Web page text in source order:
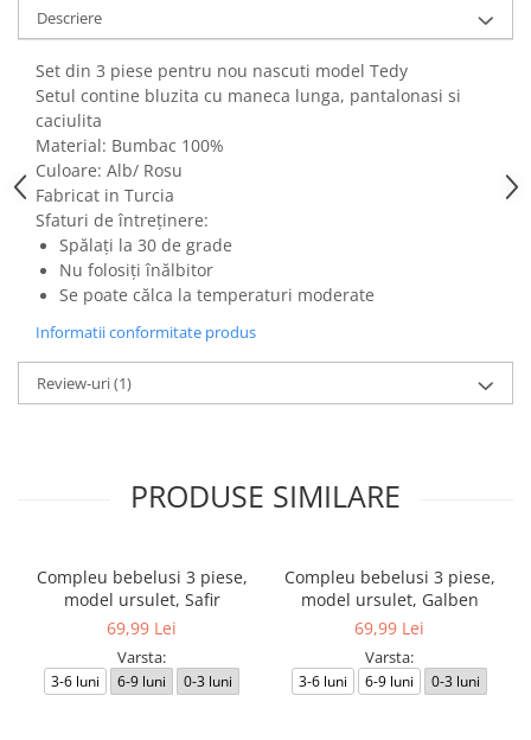
Descriere
Set din 3 piese pentru nou nascuti model Tedy
Setul contine bluzita cu maneca lunga, pantalonasi si
caciulita
Material: Bumbac 100%
Culoare: Alb/ Rosu
Fabricat in Turcia
Sfaturi de întreținere:
Spălați la 30 de grade
Nu folosiți înălbitor
Se poate călca la temperaturi moderate
Informatii conformitate produs
Review-uri(1)
PRODUSE SIMILARE
Compleu bebelusi 3 piese,
model ursulet, Safir
69,99 Lei
Varsta:
3-6 luni 6-9 luni 0-3 luni
Compleu bebelusi 3 piese,
model ursulet, Galben
69,99 Lei
Varsta:
3-6 luni 6-9 luni 0-3 luni